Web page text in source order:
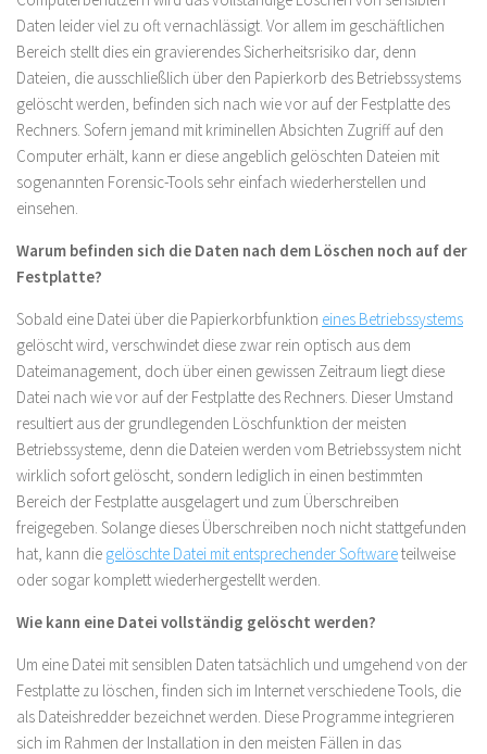
Daten leider viel zu oft vernachlässigt. Vor allem im geschäftlichen
Bereich stellt dies ein gravierendes Sicherheitsrisiko dar, denn
Dateien, die ausschließlich über den Papierkorb des Betriebssystems
gelöscht werden, befinden sich nach wie vor auf der Festplatte des
Rechners. Sofern jemand mit kriminellen Absichten Zugriff auf den
Computer erhält, kann er diese angeblich gelöschten Dateien mit
sogenannten Forensic-Tools sehr einfach wiederherstellen und
einsehen.
Warum befinden sich die Daten nach dem Löschen noch auf der
Festplatte?
Sobald eine Datei über die Papierkorbfunktion eines Betriebssystems
gelöscht wird, verschwindet diese zwar rein optisch aus dem
Dateimanagement, doch über einen gewissen Zeitraum liegt diese
Datei nach wie vor auf der Festplatte des Rechners. Dieser Umstand
resultiert aus der grundlegenden Löschfunktion der meisten
Betriebssysteme, denn die Dateien werden vom Betriebssystem nicht
wirklich sofort gelöscht, sondern lediglich in einen bestimmten
Bereich der Festplatte ausgelagert und zum Überschreiben
freigegeben. Solange dieses Überschreiben noch nicht stattgefunden
hat, kann die gelöschte Datei mit entsprechender Softwareteilweise
oder sogar komplett wiederhergestellt werden.
Wie kann eine Datei vollständig gelöscht werden?
Um eine Datei mit sensiblen Daten tatsächlich und umgehend von der
Festplatte zu löschen, finden sich im Internet verschiedene Tools, die
als Dateishredder bezeichnet werden. Diese Programme integrieren
sich im Rahmen der Installation in den meisten Fällen in das